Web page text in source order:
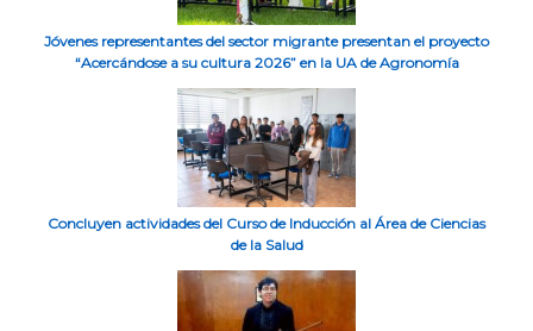
Jóvenes representantes del sector migrante presentan el proyecto
“Acercándose a su cultura 2026” en la UA de Agronomía
Concluyen actividades del Curso de Inducción al Área de Ciencias
de la Salud